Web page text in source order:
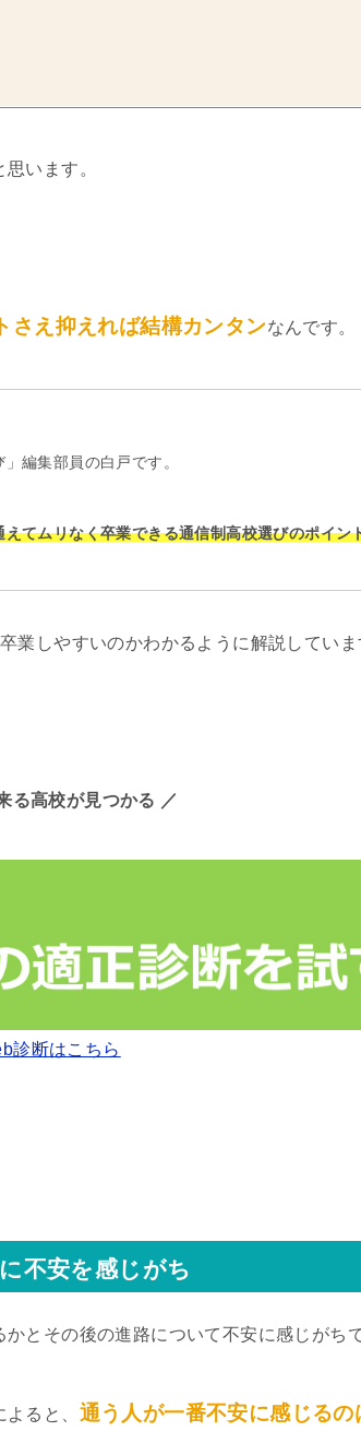
います。
さえ抑えれば結構カンタンなんです。
編集部員の白戸です。
えてムリなく卒業できる通信制高校選びのポイン
業しやすいのかわかるように解説していま
る高校が見つかる ／
診断はこちら
不安を感じがち
とその後の進路について不安に感じがちで
ると、 通う人が一番不安に感じるの